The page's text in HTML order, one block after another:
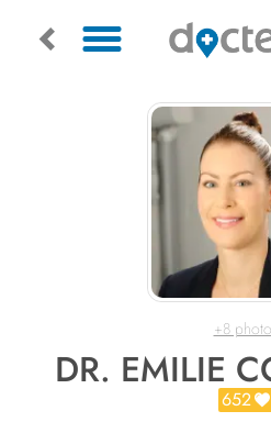
+8
DR. EMILIE
652